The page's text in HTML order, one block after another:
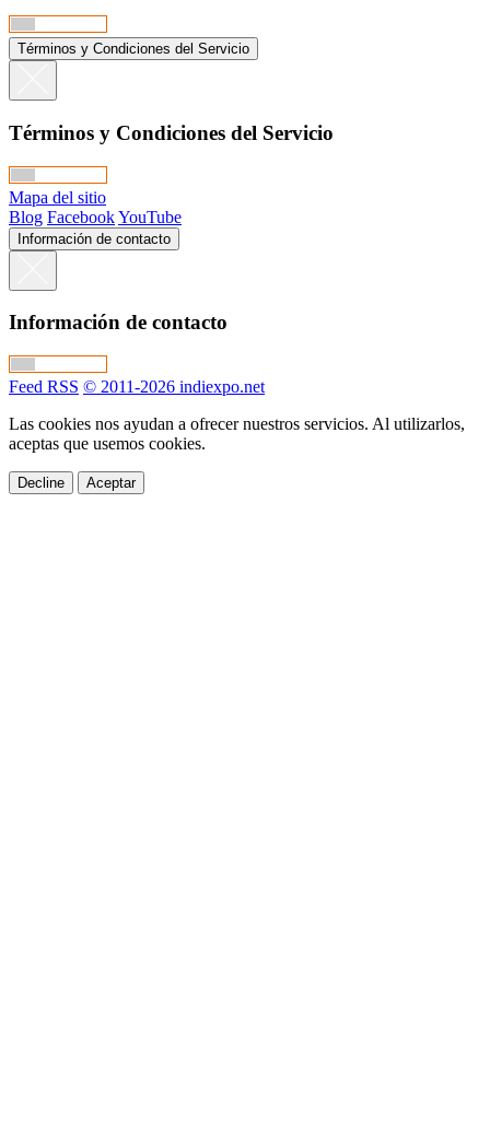
Términos y Condiciones del Servicio
Términos y Condiciones del Servicio
Mapa del sitio
Blog FacebookYouTube
Información de contacto
Información de contacto
Feed RSS © 2011-2026 indiexpo.net
Las cookies nos ayudan a ofrecer nuestros servicios. Al utilizarlos,
aceptas que usemos cookies.
Decline Aceptar